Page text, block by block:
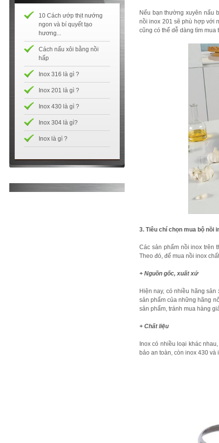
10 Cách ướp thịt nướng
ngon và bí quyết tạo
hương...
Cách nấu xôi bằng nồi
hấp
Inox 316 là gì ?
Inox 201 là gì ?
Inox 430 là gì ?
Inox 304 là gì?
Inox là gì ?
Nếu bạn thường xuyên nấu
nồi inox 201 sẽ phù hợp với
cũng có thể dễ dàng tìm mua
3. Tiêu chí chọn mua bộ nồi
Các sản phẩm nồi inox trên
Theo đó, để mua nồi inox
+ Nguồn gốc, xuất xứ
Hiện nay, có nhiều hãng
sản phẩm của những hãng
sản phẩm, tránh mua hàng
+ Chất liệu
Inox có nhiều loại khác
bảo an toàn, còn inox 430